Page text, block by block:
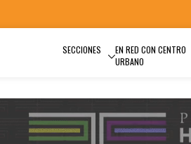
SECCIONES
EN RED CON CENTRO
URBANO